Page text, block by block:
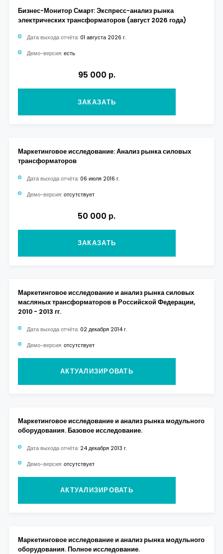
Бизнес-Монитор Смарт: Экспресс-анализ рынка
электрических трансформаторов (август 2026 года)
Дата выхода отчёта: 01 августа 2026 г.
Демо-версия: есть
95 000 р.
ЗАКАЗАТЬ
Маркетинговое исследование: Анализ рынка силовых
трансформаторов
Дата выхода отчёта: 06 июля 2016 г.
Демо-версия: отсутствует
50 000 р.
ЗАКАЗАТЬ
Маркетинговое исследование и анализ рынка силовых
масляных трансформаторов в Российской Федерации,
2010 - 2013 гг.
Дата выхода отчёта: 02 декабря 2014 г.
Демо-версия: отсутствует
АКТУАЛИЗИРОВАТЬ
Маркетинговое исследование и анализ рынка модульного
оборудования. Базовое исследование.
Дата выхода отчёта: 24 декабря 2013 г.
Демо-версия: отсутствует
АКТУАЛИЗИРОВАТЬ
Маркетинговое исследование и анализ рынка модульного
оборудования. Полное исследование.